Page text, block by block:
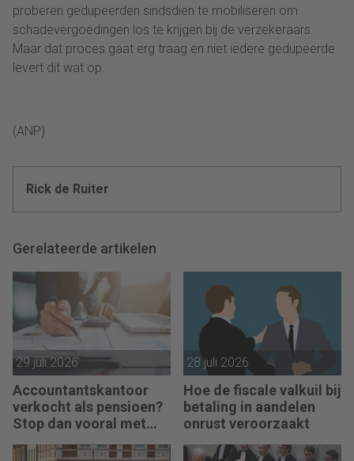
proberen gedupeerden sindsdien te mobiliseren om
schadevergoedingen los te krijgen bij de verzekeraars.
Maar dat proces gaat erg traag en niet iedere gedupeerde
levert dit wat op.
(ANP)
Rick de Ruiter
Gerelateerde artikelen
29 juli 2026
Accountantskantoor
verkocht als pensioen?
Stop dan vooral met
28 juli 2026
Hoe de fiscale valkuil bij
betaling in aandelen
onrust veroorzaakt